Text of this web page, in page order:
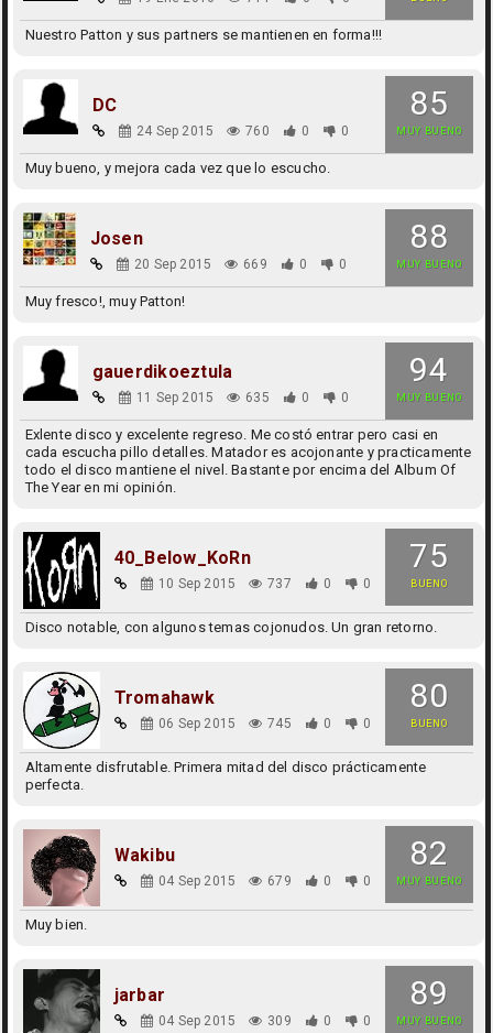
Nuestro Patton y sus partners se mantienen en forma!!!
85
MUY BUENO
DC
24 Sep 2015 760 0 0
Muy bueno, y mejora cada vez que lo escucho.
88
MUY BUENO
Josen
20 Sep 2015 669 0 0
Muy fresco!, muy Patton!
94
MUY BUENO
gauerdikoeztula
11 Sep 2015 635 0 0
Exlente disco y excelente regreso. Me costó entrar pero casi en
cada escucha pillo detalles. Matador es acojonante y practicamente
todo el disco mantiene el nivel. Bastante por encima del Album Of
The Year en mi opinión.
75
BUENO
40_Below_KoRn
10 Sep 2015 737 0 0
Disco notable, con algunos temas cojonudos. Un gran retorno.
80
BUENO
Tromahawk
06 Sep 2015 745 0 0
Altamente disfrutable. Primera mitad del disco prácticamente
perfecta.
82
MUY BUENO
Wakibu
04 Sep 2015 679 0 0
Muy bien.
89
MUY BUENO
jarbar
04 Sep 2015 309 0 0